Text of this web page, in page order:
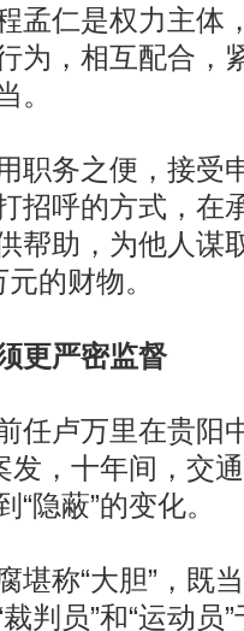
孟仁是权力主体
为，相互配合，
。
务之便，接受
招呼的方式，在
帮助，为他人谋
的财物。
更严密监督
卢万里在贵阳
发，十年间，交
“隐蔽”的变化。
称“大胆”，既
判员”和“运动员